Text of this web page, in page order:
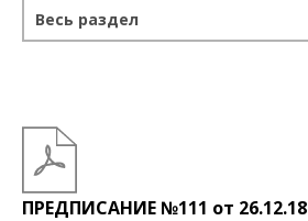
Весь раздел
ПРЕДПИСАНИЕ №111 от 26.12.18